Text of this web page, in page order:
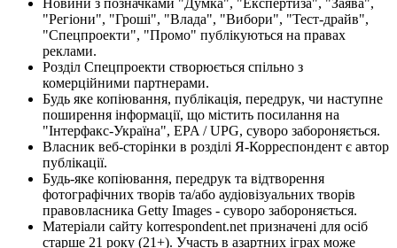
"Регіони", "Гроші", "Влада", "Вибори", "Тест-драйв",
"Спецпроекти", "Промо" публікуються на правах
реклами.
Розділ Спецпроекти створюється спільно з
комерційними партнерами.
Будь яке копіювання, публікація, передрук, чи наступне
поширення інформації, що містить посилання на
"Інтерфакс-Україна", EPA / UPG, суворо забороняється.
Власник веб-сторінки в розділі Я-Корреспондент є автор
публікації.
Будь-яке копіювання, передрук та відтворення
фотографічних творів та/або аудіовізуальних творів
правовласника Getty Images - суворо забороняється.
Матеріали сайту korrespondent.net призначені для осіб
старше 21 року (21+). Участь в азартних іграх може